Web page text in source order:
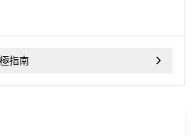
指南